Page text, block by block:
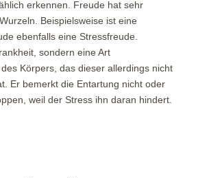
erkennen. Freude hat sehr
Beispielsweise ist eine
ebenfalls eine Stressfreude.
sondern eine Art
Körpers, das dieser allerdings nicht
Er bemerkt die Entartung nicht oder
weil der Stress ihn daran hindert.